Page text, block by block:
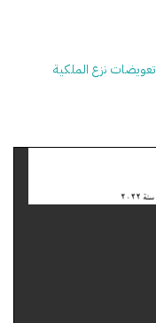
تعويضات نزع الملكية